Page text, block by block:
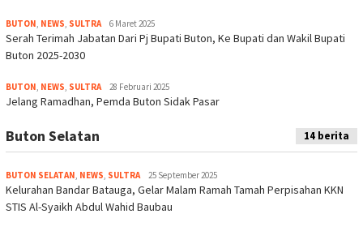
BUTON, NEWS, SULTRA 6 Maret 2025
Serah Terimah Jabatan Dari Pj Bupati Buton, Ke Bupati dan Wakil Bupati
Buton 2025-2030
BUTON, NEWS, SULTRA 28 Februari 2025
Jelang Ramadhan, Pemda Buton Sidak Pasar
Buton Selatan 14 berita
BUTON SELATAN NEWS SULTRA 25 September 2025
Kelurahan Bandar Batauga, Gelar Malam Ramah Tamah Perpisahan KKN
STIS Al-Syaikh Abdul Wahid Baubau